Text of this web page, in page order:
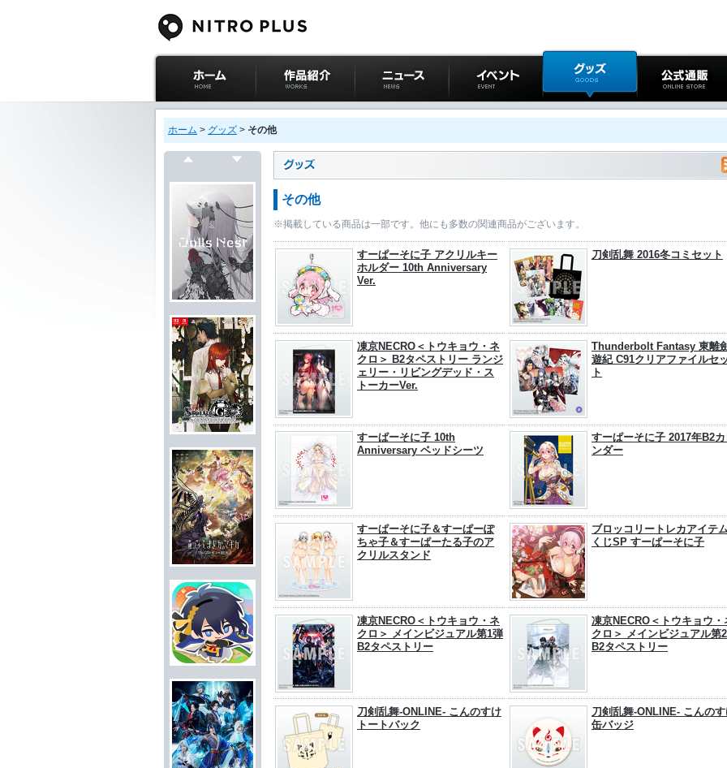
ニトロプラス公式
サイト ホーム
作品紹介 ニュース イベント グッズ 公式通販
ホーム > グッズ > その他
その他
※掲載している商品は一部です。他にも多数の関連商品がございます。
すーぱーそに子 アクリルキー
ホルダー 10th Anniversary
Ver.
刀剣乱舞 2016冬コミセット
凍京NECRO＜トウキョウ・ネ
クロ＞ B2タペストリー ランジ
ェリー・リビングデッド・ス
トーカーVer.
Thunderbolt Fantasy 東離
遊紀 C91クリアファイルセ
ト
すーぱーそに子 10th
Anniversary ベッドシーツ
すーぱーそに子 2017年B2カ
ンダー
すーぱーそに子＆すーぱーぽ
ちゃ子＆すーぱーたる子のア
クリルスタンド
ブロッコリートレカアイテム
くじSP すーぱーそに子
凍京NECRO＜トウキョウ・ネ
クロ＞ メインビジュアル第1弾
B2タペストリー
凍京NECRO＜トウキョウ・
クロ＞ メインビジュアル第
B2タペストリー
刀剣乱舞-ONLINE- こんのすけ
トートバック
刀剣乱舞-ONLINE- こんの
缶バッジ